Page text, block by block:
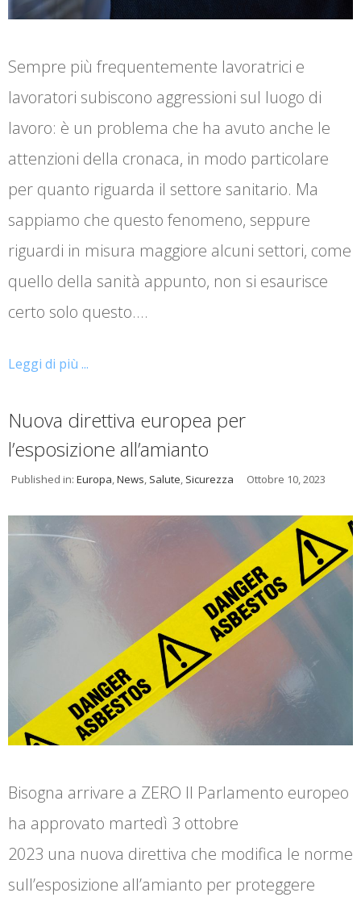
Sempre più frequentemente lavoratrici e
lavoratori subiscono aggressioni sul luogo di
lavoro: è un problema che ha avuto anche le
attenzioni della cronaca, in modo particolare
per quanto riguarda il settore sanitario. Ma
sappiamo che questo fenomeno, seppure
riguardi in misura maggiore alcuni settori, come
quello della sanità appunto, non si esaurisce
certo solo questo.…
Leggi di più ...
Nuova direttiva europea per
l’esposizione all’amianto
Published in: Europa,News, Salute, Sicurezza Ottobre 10, 2023
Bisogna arrivare a ZERO Il Parlamento europeo
ha approvato martedì 3 ottobre
2023 una nuova direttiva che modifica le norme
sull’esposizione all’amianto per proteggere